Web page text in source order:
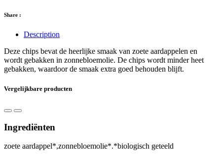
Share :
Description
Deze chips bevat de heerlijke smaak van zoete aardappelen en
wordt gebakken in zonnebloemolie. De chips wordt minder heet
gebakken, waardoor de smaak extra goed behouden blijft.
Vergelijkbare producten
Ingrediënten
zoete aardappel*,zonnebloemolie*.*biologisch geteeld